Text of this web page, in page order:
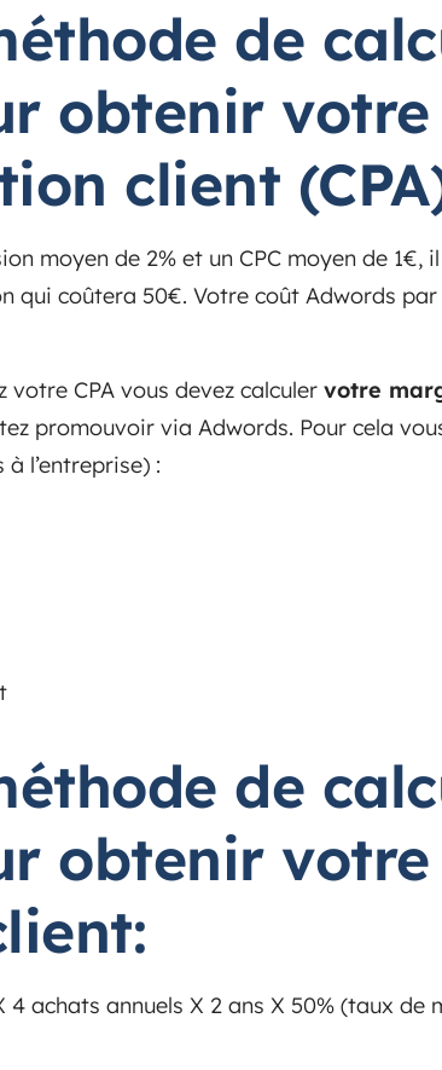
de
obtenir
client
moyen de 2% et un CPC moyen de 1€,
qui coûtera 50€. Votre coût Adwords
CPA vous devez calculer votre
promouvoir via Adwords. Pour cela
l’entreprise) :
de
obtenir
:
4 achats annuels X 2 ans X 50% (taux de